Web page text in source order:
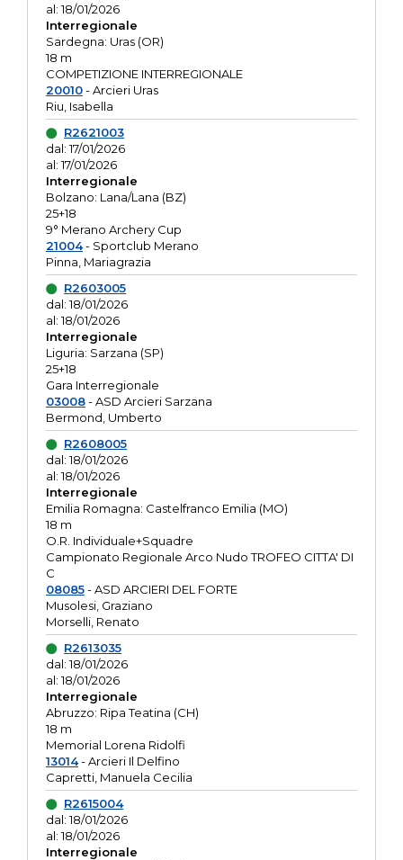
al: 18/01/2026
Interregionale
Sardegna: Uras (OR)
18 m
COMPETIZIONE INTERREGIONALE
20010- Arcieri Uras
Riu, Isabella
R2621003
dal: 17/01/2026
al: 17/01/2026
Interregionale
Bolzano: Lana/Lana (BZ)
25+18
9° Merano Archery Cup
21004- Sportclub Merano
Pinna, Mariagrazia
R2603005
dal: 18/01/2026
al: 18/01/2026
Interregionale
Liguria: Sarzana (SP)
25+18
Gara Interregionale
03008- ASD Arcieri Sarzana
Bermond, Umberto
R2608005
dal: 18/01/2026
al: 18/01/2026
Interregionale
Emilia Romagna: Castelfranco Emilia (MO)
18 m
O.R. Individuale+Squadre
Campionato Regionale Arco Nudo TROFEO CITTA' DI
C
08085- ASD ARCIERI DEL FORTE
Musolesi, Graziano
Morselli, Renato
R2613035
dal: 18/01/2026
al: 18/01/2026
Interregionale
Abruzzo: Ripa Teatina (CH)
18 m
Memorial Lorena Ridolfi
13014- Arcieri Il Delfino
Capretti, Manuela Cecilia
R2615004
dal: 18/01/2026
al: 18/01/2026
Interregionale